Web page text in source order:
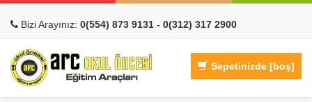
Bizi Arayınız: 0(554) 873 9131 - 0(312) 317 2900
Sepetinizde [boş]